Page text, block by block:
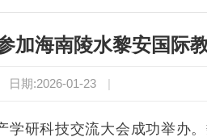
加海南陵水黎安国际
日期:2026-01-23 |
学研科技交流大会成功举办